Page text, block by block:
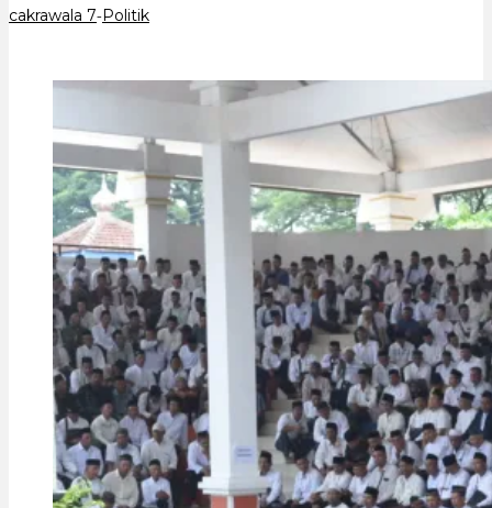
cakrawala 7-Politik